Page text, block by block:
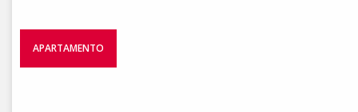
APARTAMENTO